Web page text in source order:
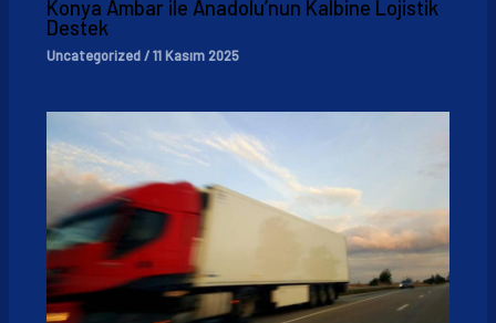
Konya Ambar ile Anadolu’nun Kalbine Lojistik
Destek
Uncategorized/11 Kasım 2025